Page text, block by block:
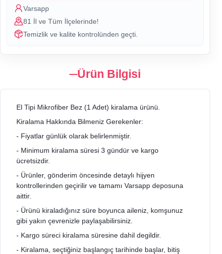
Varsapp
81 İl ve Tüm İlçelerinde!
Temizlik ve kalite kontrolünden geçti.
Ürün Bilgisi
El Tipi Mikrofiber Bez (1 Adet) kiralama ürünü.
Kiralama Hakkında Bilmeniz Gerekenler:
- Fiyatlar günlük olarak belirlenmiştir.
- Minimum kiralama süresi 3 gündür ve kargo
ücretsizdir.
- Ürünler, gönderim öncesinde detaylı hijyen
kontrollerinden geçirilir ve tamamı Varsapp deposuna
aittir.
- Ürünü kiraladığınız süre boyunca aileniz, komşunuz
gibi yakın çevrenizle paylaşabilirsiniz.
- Kargo süreci kiralama süresine dahil degildir.
- Kiralama, seçtiğiniz başlangıç tarihinde başlar, bitiş